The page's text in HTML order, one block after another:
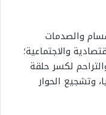
والصدمات
والاجتماعية؛
لكسر حلقة
وتشجيع الحوار